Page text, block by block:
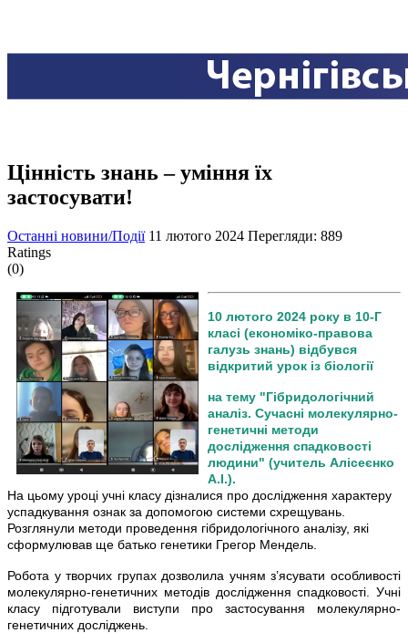
Цінність знань – уміння їх
застосувати!
Останні новини/Події 11 лютого 2024 Перегляди: 889
Ratings
(0)
10 лютого 2024 року в 10-Г
класі (економіко-правова
галузь знань) відбувся
відкритий урок із біології
на тему "Гібридологічний
аналіз. Сучасні молекулярно-
генетичні методи
дослідження спадковості
людини" (учитель Алісеєнко
А.І.).
На цьому уроці учні класу дізналися про дослідження характеру
успадкування ознак за допомогою системи схрещувань.
Розглянули методи проведення гібридологічного аналізу, які
сформулював ще батько генетики Грегор Мендель.
Робота у творчих групах дозволила учням з’ясувати особливості
молекулярно-генетичних методів дослідження спадковості. Учні
класу підготували виступи про застосування молекулярно-
генетичних досліджень.